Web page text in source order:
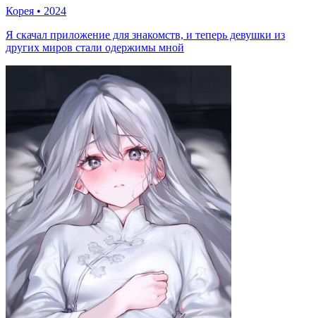
Корея • 2024
Я скачал приложение для знакомств, и теперь девушки из
других миров стали одержимы мной